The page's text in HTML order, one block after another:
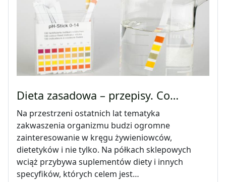
Dieta zasadowa – przepisy. Co…
Na przestrzeni ostatnich lat tematyka
zakwaszenia organizmu budzi ogromne
zainteresowanie w kręgu żywieniowców,
dietetyków i nie tylko. Na półkach sklepowych
wciąż przybywa suplementów diety i innych
specyfików, których celem jest…